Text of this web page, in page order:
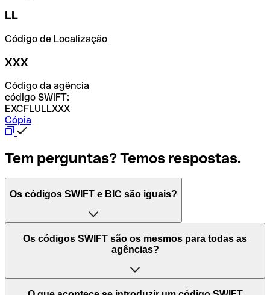
LL
Código de Localização
XXX
Código da agência
código SWIFT:
EXCFLULLXXX
Cópia
Tem perguntas? Temos respostas.
Os códigos SWIFT e BIC são iguais?
O acrónimo SWIFT significa "Society for Worldwide
Interbank Financial Telecommunication (Sociedade para
Mundiais)". Trata-se de uma rede mundial onde se
processam pagamentos entre países. Por outro lado, BIC
Os códigos SWIFT são os mesmos para todas as
agências?